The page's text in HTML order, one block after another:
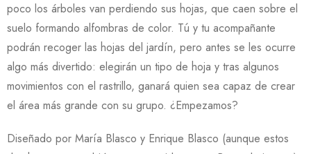
poco los árboles van perdiendo sus hojas, que caen sobre el
suelo formando alfombras de color. Tú y tu acompañante
podrán recoger las hojas del jardín, pero antes se les ocurre
algo más divertido: elegirán un tipo de hoja y tras algunos
movimientos con el rastrillo, ganará quien sea capaz de crear
el área más grande con su grupo. ¿Empezamos?
Diseñado por María Blasco y Enrique Blasco (aunque estos